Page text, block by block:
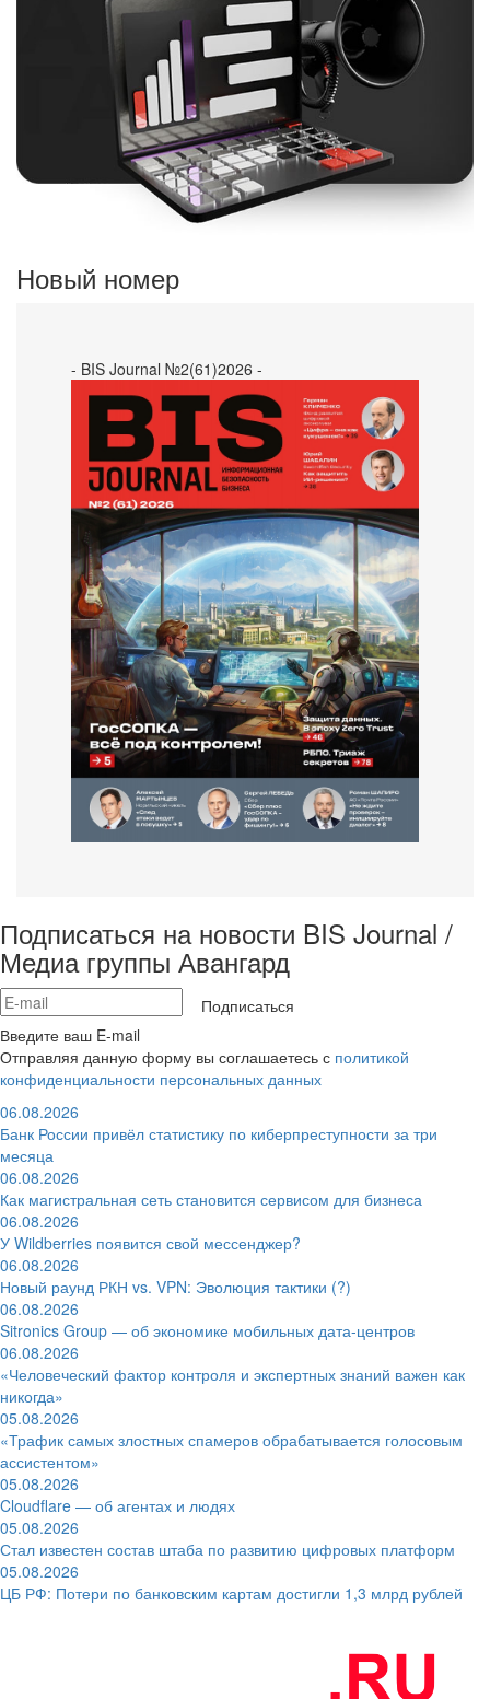
Новый номер
- BIS Journal №2(61)2026 -
Подписаться на новости BIS Journal /
Медиа группы Авангард
Подписаться
Введите ваш E-mail
Отправляя данную форму вы соглашаетесь с политикой
конфиденциальности персональных данных
06.08.2026
Банк России привёл статистику по киберпреступности за три
месяца
06.08.2026
Как магистральная сеть становится сервисом для бизнеса
06.08.2026
У Wildberries появится свой мессенджер?
06.08.2026
Новый раунд РКН vs. VPN: Эволюция тактики (?)
06.08.2026
Sitronics Group — об экономике мобильных дата-центров
06.08.2026
«Человеческий фактор контроля и экспертных знаний важен как
никогда»
05.08.2026
«Трафик самых злостных спамеров обрабатывается голосовым
ассистентом»
05.08.2026
Cloudflare — об агентах и людях
05.08.2026
Стал известен состав штаба по развитию цифровых платформ
05.08.2026
ЦБ РФ: Потери по банковским картам достигли 1,3 млрд рублей